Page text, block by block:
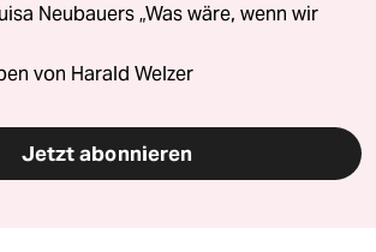
Neubauers „Was wäre, wenn wir
von Harald Welzer
Jetzt abonnieren